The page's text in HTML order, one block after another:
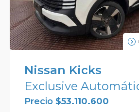
PREGUNTAS FRECUENTES
GARANTÍA CARMAK
CONOCÉ CARMAK
Nissan Kicks
Exclusive
Precio $53.110.600